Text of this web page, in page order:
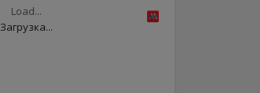
Load...
Загрузка...